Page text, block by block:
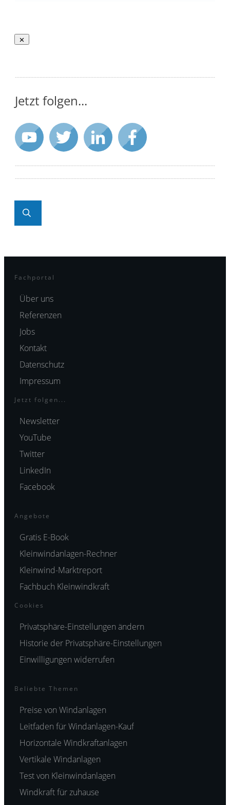
Jetzt folgen...
Fachportal
Über uns
Referenzen
Jobs
Kontakt
Datenschutz
Impressum
Jetzt folgen...
Newsletter
YouTube
Twitter
LinkedIn
Facebook
Angebote
Gratis E-Book
Kleinwindanlagen-Rechner
Kleinwind-Marktreport
Fachbuch Kleinwindkraft
Cookies
Privatsphäre-Einstellungen ändern
Historie der Privatsphäre-Einstellungen
Einwilligungen widerrufen
Beliebte Themen
Preise von Windanlagen
Leitfaden für Windanlagen-Kauf
Horizontale Windkraftanlagen
Vertikale Windanlagen
Test von Kleinwindanlagen
Windkraft für zuhause